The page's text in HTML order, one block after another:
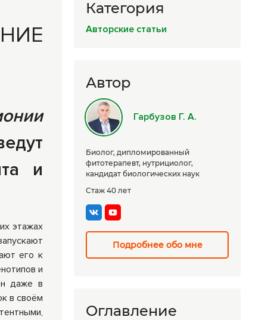
и
этажах
его к
и
даже в
в своём
Категория
Авторские статьи
Автор
Гарбузов Г. А.
Биолог, дипломированный
фитотерапевт, нутрициолог,
кандидат биологических наук
Стаж 40 лет
Подробнее обо мне
Оглавление